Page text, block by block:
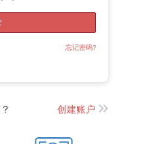
创建账户